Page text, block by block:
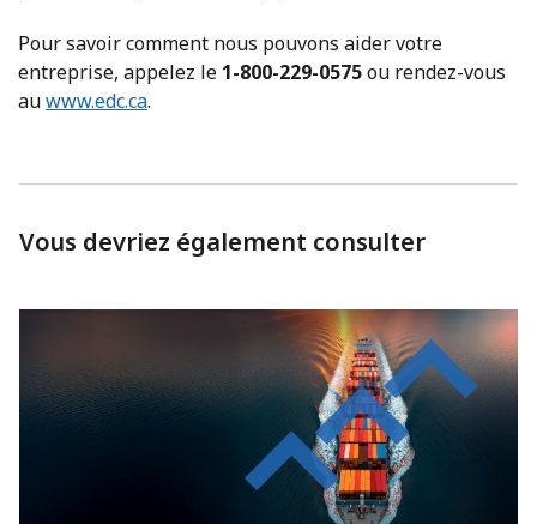
Pour savoir comment nous pouvons aider votre
entreprise, appelez le 1-800-229-0575ou rendez-vous
auwww.edc.ca.
Vous devriez également consulter